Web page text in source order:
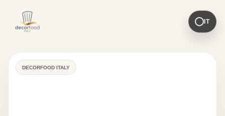
IT
DECORFOOD ITALY